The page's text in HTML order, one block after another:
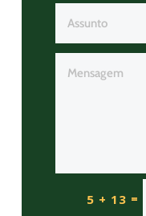
5 + 13 =